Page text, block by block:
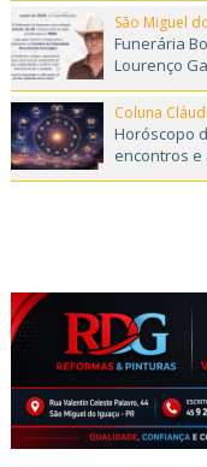
São Miguel
Funerária
Lourenço
Coluna
Horóscopo
encontros